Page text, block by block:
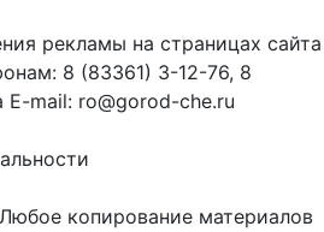
рекламы на страницах сайта
8 (83361) 3-12-76, 8
mail: ro@gorod-che.ru
копирование материалов